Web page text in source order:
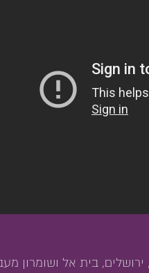
בית אל ושומרון